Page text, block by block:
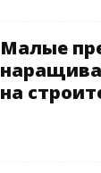
Малые
на